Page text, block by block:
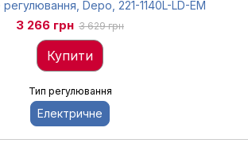
Depo, 221-1140L-LD-EM
3 266 грн 3 629 грн
Купити
Тип регулювання
Електричне